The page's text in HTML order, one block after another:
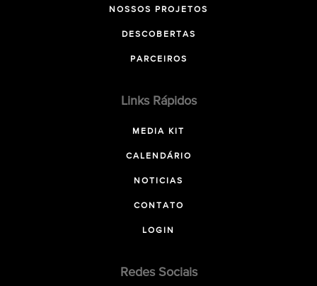
NOSSOS PROJETOS
DESCOBERTAS
PARCEIROS
Links Rápidos
MEDIA KIT
CALENDÁRIO
NOTICIAS
CONTATO
LOGIN
Redes Sociais